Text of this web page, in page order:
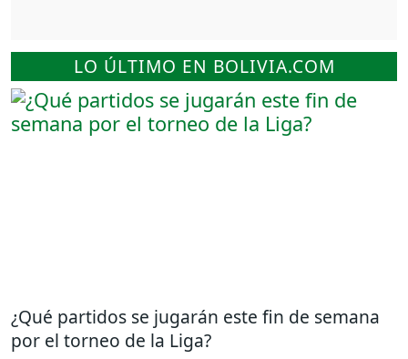
LO ÚLTIMO EN BOLIVIA.COM
¿Qué partidos se jugarán este fin de semana
por el torneo de la Liga?